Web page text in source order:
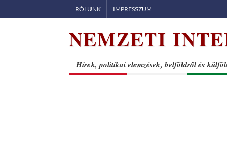
to
RÓLUNK IMPRESSZUM
NEMZETI
Hírek, politikai elemzések, belföldről és